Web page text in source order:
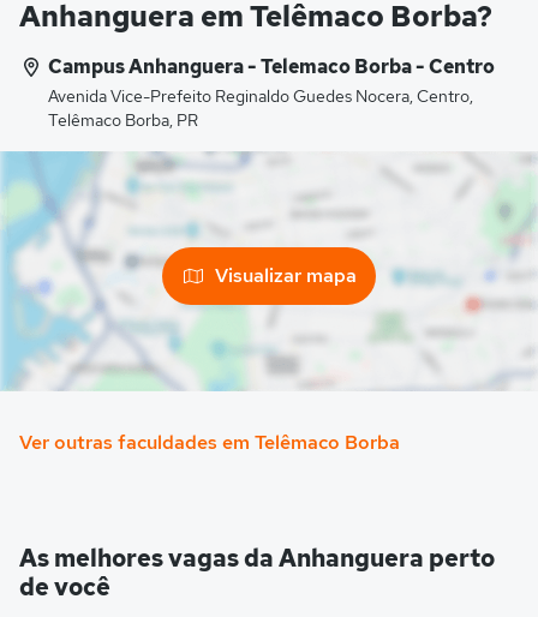
Anhanguera em Telêmaco Borba?
Campus Anhanguera - Telemaco Borba - Centro
Avenida Vice-Prefeito Reginaldo Guedes Nocera, Centro,
Telêmaco Borba, PR
Visualizar mapa
Ver outras faculdades em Telêmaco Borba
As melhores vagas da Anhanguera perto
de você